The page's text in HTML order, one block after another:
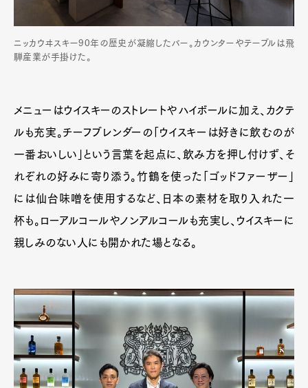
ニッカウヰスキー90年の歴史が凝縮したバー。カウンターやテーブルは飛
騨産業が手掛けた。
メニューはウイスキーのストレートやハイボールに加え、カクテ
ルも充実。チーフブレンダーの「ウイスキーは好きに飲むのが
一番おいしい」という言葉を起点に、飲み方を押し付けず、そ
れぞれの好みに寄り添う。竹鶴を使った「ゴッドファーザー」
には仙台味噌を使用するなど、日本の素材を取り入れた一
杯も。ローアルコールやノンアルコールも充実し、ウイスキーに
親しみのない人にも開かれた場となる。